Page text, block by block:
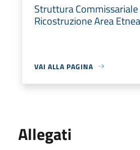
Struttura Commissariale
Ricostruzione Area Etnea
VAI ALLA PAGINA
Allegati